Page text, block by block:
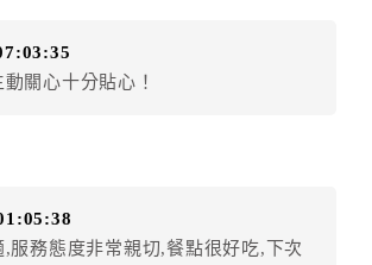
約時定金之退還）
通知乙方，並得要求乙方依下列標
還已付定金百分之百。
方退還已付定金百分之七十。
知於預定住宿日前第七日至第九日到達
關心十分貼心！
,服務態度非常親切,餐點很好吃,下次